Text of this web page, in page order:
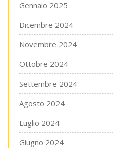
Gennaio 2025
Dicembre 2024
Novembre 2024
Ottobre 2024
Settembre 2024
Agosto 2024
Luglio 2024
Giugno 2024